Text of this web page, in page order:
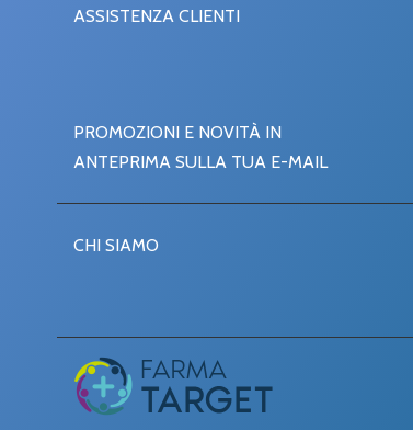
ASSISTENZA CLIENTI
PROMOZIONI E NOVITÀ IN
ANTEPRIMA SULLA TUA E-MAIL
CHI SIAMO